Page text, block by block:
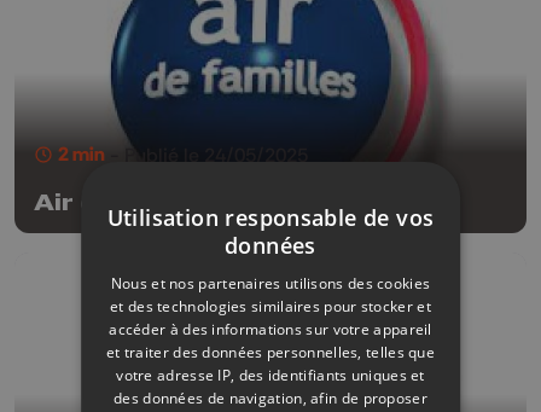
2 min
Air de familles
Utilisation responsable de vos
données
Nous et nos partenaires utilisons des cookies
et des technologies similaires pour stocker et
accéder à des informations sur votre appareil
et traiter des données personnelles, telles que
votre adresse IP, des identifiants uniques et
des données de navigation, afin de proposer